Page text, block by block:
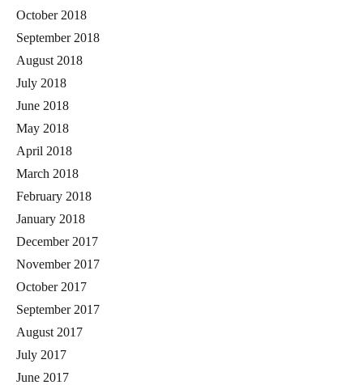
October 2018
September 2018
August 2018
July 2018
June 2018
May 2018
April 2018
March 2018
February 2018
January 2018
December 2017
November 2017
October 2017
September 2017
August 2017
July 2017
June 2017